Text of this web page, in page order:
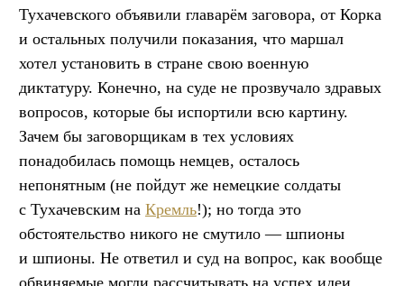
Тухачевского объявили главарём заговора, от Корка
и остальных получили показания, что маршал
хотел установить в стране свою военную
диктатуру. Конечно, на суде не прозвучало здравых
вопросов, которые бы испортили всю картину.
Зачем бы заговорщикам в тех условиях
понадобилась помощь немцев, осталось
непонятным (не пойдут же немецкие солдаты
с Тухачевским на Кремль!); но тогда это
обстоятельство никого не смутило — шпионы
и шпионы. Не ответил и суд на вопрос, как вообще
обвиняемые могли рассчитывать на успех идеи